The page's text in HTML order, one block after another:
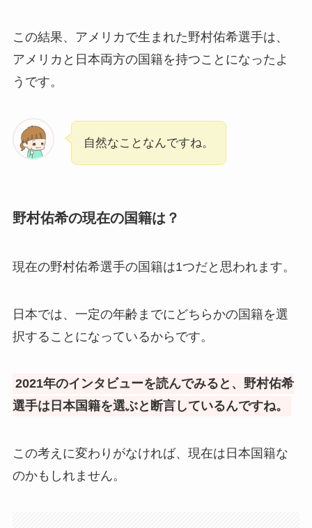
この結果、アメリカで生まれた野村佑希選手は、
アメリカと日本両方の国籍を持つことになったよ
うです。
自然なことなんですね。
野村佑希の現在の国籍は？
現在の野村佑希選手の国籍は1つだと思われます。
日本では、一定の年齢までにどちらかの国籍を選
択することになっているからです。
2021年のインタビューを読んでみると、野村佑希
選手は日本国籍を選ぶと断言しているんですね。
この考えに変わりがなければ、現在は日本国籍な
のかもしれません。